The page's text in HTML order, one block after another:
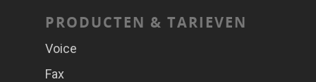
PRODUCTEN & TARIEVEN
Voice
Fax